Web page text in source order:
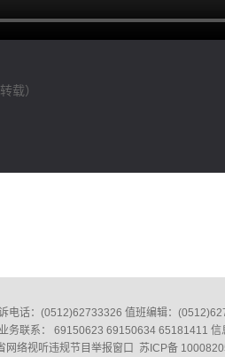
载）
电话：(0512)62733326‬ 值班编辑：
务联系： 69150623 69150634 65181411
网络视听违规节目举报窗口
苏ICP备